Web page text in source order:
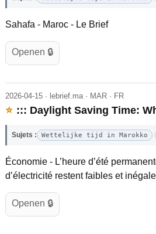
Sahafa - Maroc - Le Brief
Openen 🔒
2026-04-15 · lebrief.ma · MAR · FR
⭐ ::: Daylight Saving Time:
Sujets : Wettelijke tijd in Marokko
Économie - L’heure d’été
d’électricité restent faibles et
Openen 🔒